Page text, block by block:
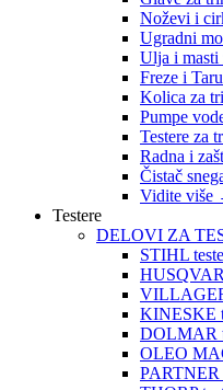
Noževi i
Ugradni
Ulja i masti
Freze i
Kolica za
Pumpe
Testere za
Radna i
Čistač
Vidite više
Testere
DELOVI ZA
STIHL
KINESKE
DOLMAR
OLEO
PARTNER